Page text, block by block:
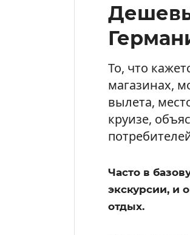
То, что
магазинах,
вылета,
круизе,
Часто в
экскурсии, и
отдых.